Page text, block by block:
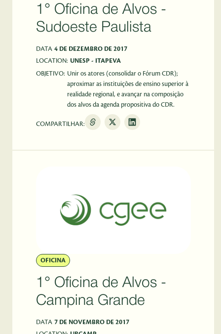
1° Oficina de Alvos -
Sudoeste Paulista
DATA 4 DE DEZEMBRO DE 2017
LOCATION: UNESP - ITAPEVA
OBJETIVO: Unir os atores (consolidar o Fórum CDR);
aproximar as instituições de ensino superior à
realidade regional, e avançar na composição
dos alvos da agenda propositiva do CDR.
COMPARTILHAR:
OFICINA
1° Oficina de Alvos -
Campina Grande
DATA 7 DE NOVEMBRO DE 2017